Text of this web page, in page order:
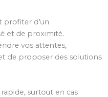
profiter d’un
et de proximité.
vos attentes,
de proposer des solutions
surtout en cas